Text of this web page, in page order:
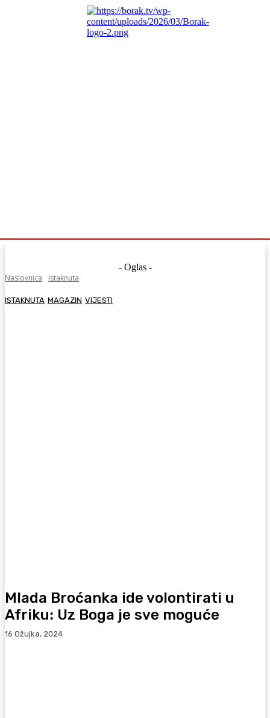
- Oglas -
Naslovnica
Istaknuta
ISTAKNUTA MAGAZIN VIJESTI
Mlada Broćanka ide volontirati u
Afriku: Uz Boga je sve moguće
16 Ožujka, 2024